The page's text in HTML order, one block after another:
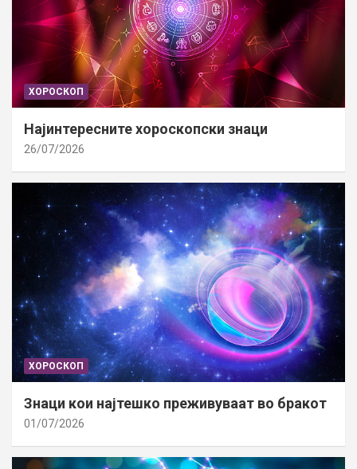
ХОРОСКОП
Најинтересните хороскопски знаци
26/07/2026
ХОРОСКОП
Знаци кои најтешко преживуваат во бракот
01/07/2026